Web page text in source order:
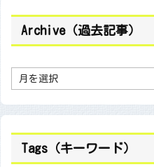
Archive（過去記事）
c
e
去
Tags（キーワード）